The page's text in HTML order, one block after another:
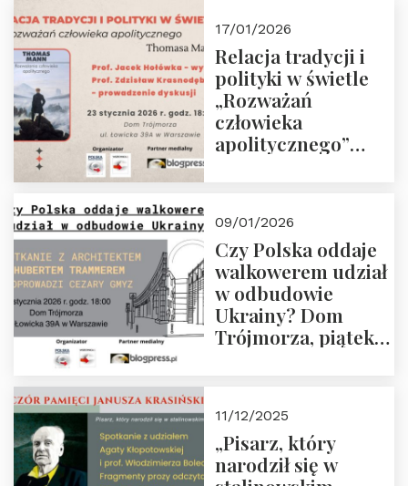
17/01/2026
Relacja tradycji i
polityki w świetle
„Rozważań
człowieka
apolitycznego”
godz. 18:00.
Zapraszamy!
09/01/2026
Czy Polska oddaje
walkowerem udział
w odbudowie
Ukrainy? Dom
Trójmorza, piątek
11/12/2025
„Pisarz, który
narodził się w